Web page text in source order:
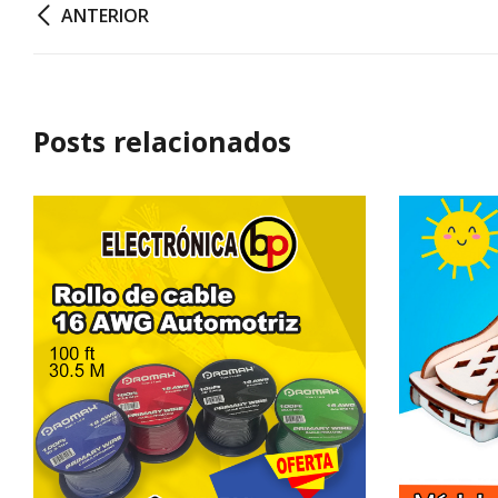
ANTERIOR
Posts relacionados